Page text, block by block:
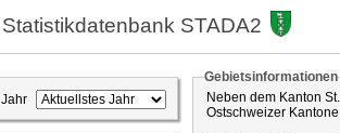
Statistikdatenbank STADA2
Jahr
Gebietsinformationen
Neben dem Kanton
Ostschweizer